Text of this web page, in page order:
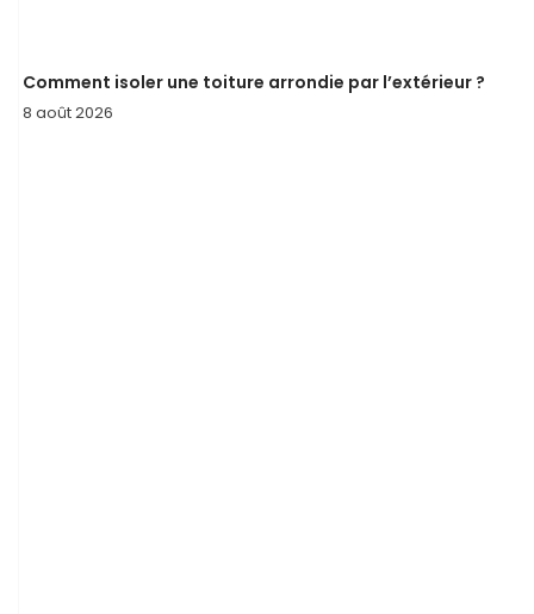
Comment isoler une toiture arrondie par l’extérieur ?
8 août 2026